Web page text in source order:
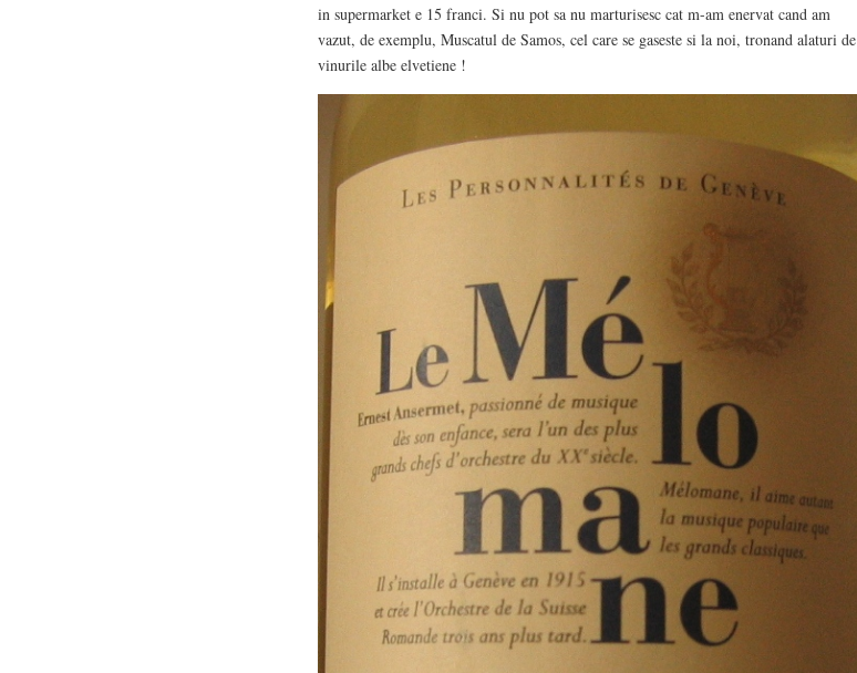
in supermarket e 15 franci. Si nu pot sa nu marturisesc cat m-am enervat cand am
vazut, de exemplu, Muscatul de Samos, cel care se gaseste si la noi, tronand alaturi de
vinurile albe elvetiene !